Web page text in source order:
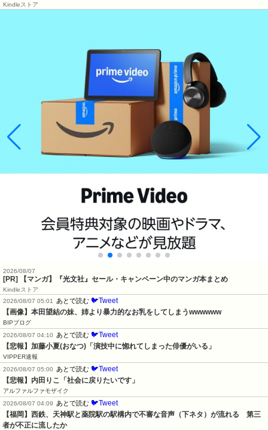
Kindleストア
2026/08/07
[PR] 【マンガ】『光文社』セール・キャンペーン中のマンガ本まとめ
Kindleストア
2026/08/07 05:01
あとで読む 🐦Tweet
【画像】本田望結の妹、姉より暴力的なお乳をしてしまうwwwwww
BIPブログ
2026/08/07 04:10
あとで読む 🐦Tweet
【悲報】加藤小夏(おなつ)「演技中に惚れてしまった俳優がいる」
VIPPER速報
2026/08/07 05:00
あとで読む 🐦Tweet
【悲報】内田りこ「社会に戻りたいです」
アルファルファモザイク
2026/08/07 04:09
あとで読む 🐦Tweet
【福岡】西鉄、天神駅と薬院駅の駅構内で不審な音声（下ネタ）が流れる　第三
者が不正に流したか